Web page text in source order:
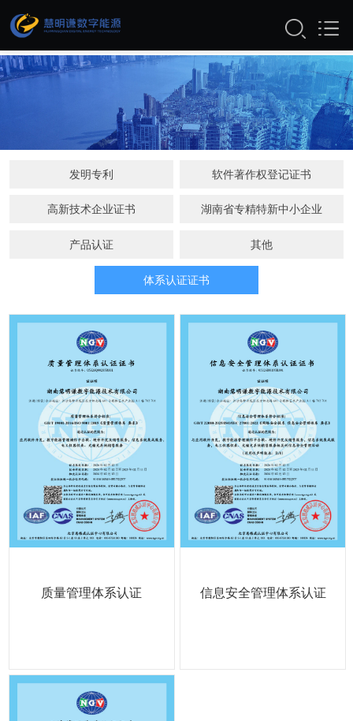
资质证书
发明专利 软件著作权登记证书
高新技术企业证书 湖南省专精特新中小企业
产品认证 其他
体系认证证书
质量管理体系认证 信息安全管理体系认证